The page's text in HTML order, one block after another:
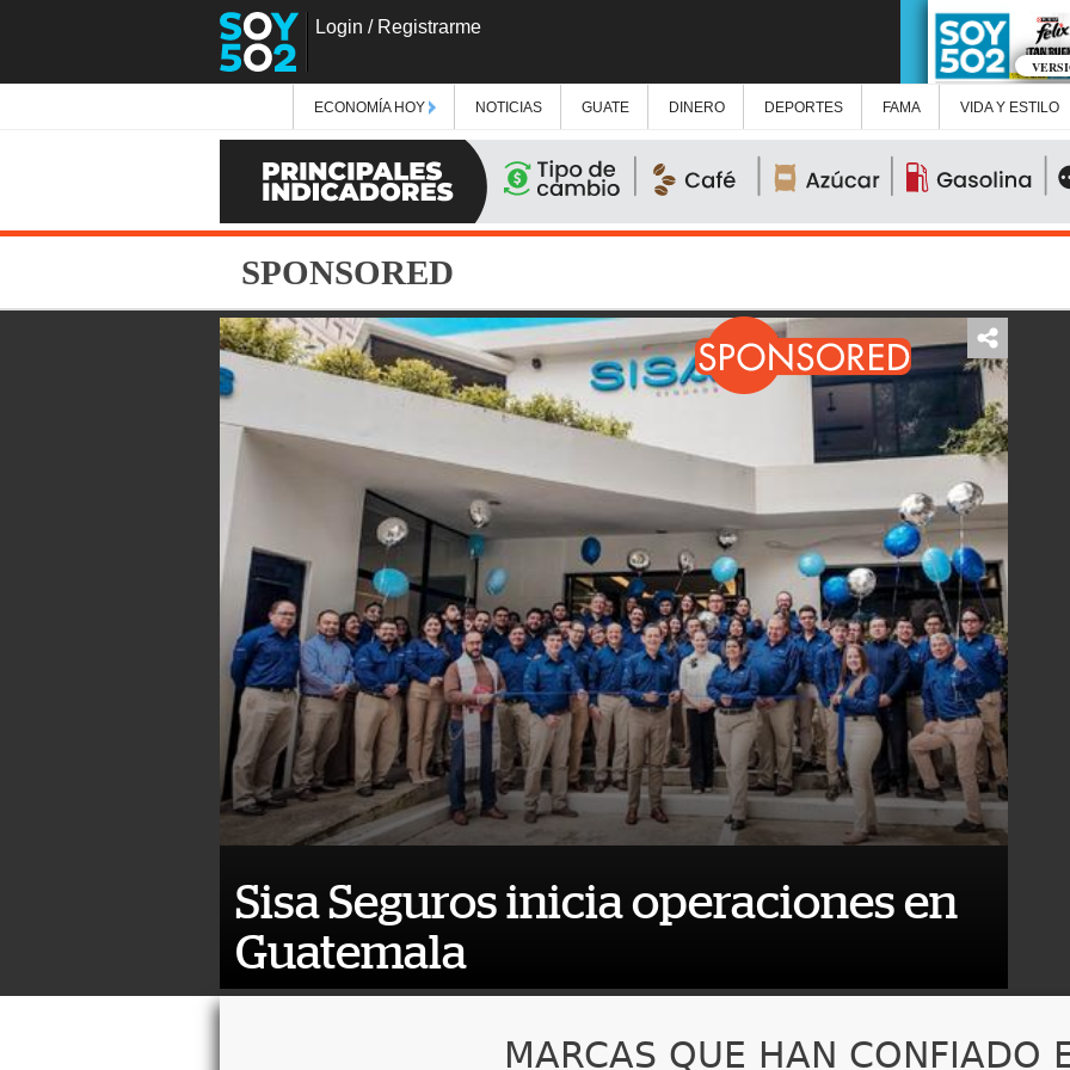
Login / Registrarme
ECONOMÍA HOY NOTICIAS GUATE DINERO DEPORTES FAMA VIDA Y ESTILO
SPONSORED
Sisa Seguros inicia operaciones en
Guatemala
MARCAS QUE HAN CONFIADO